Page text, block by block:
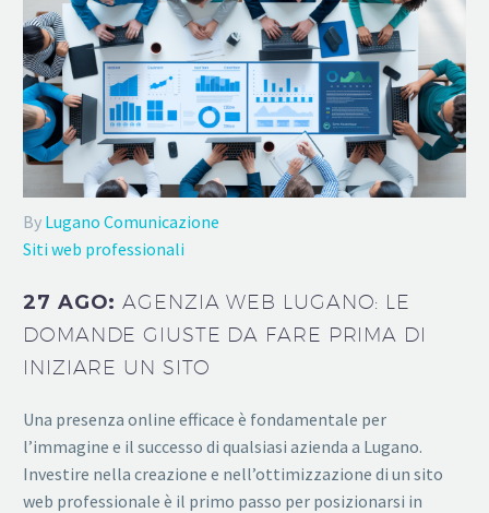
By Lugano Comunicazione
Siti web professionali
27 AGO:AGENZIA WEB LUGANO: LE
DOMANDE GIUSTE DA FARE PRIMA DI
INIZIARE UN SITO
Una presenza online efficace è fondamentale per
l’immagine e il successo di qualsiasi azienda a Lugano.
Investire nella creazione e nell’ottimizzazione di un sito
web professionale è il primo passo per posizionarsi in